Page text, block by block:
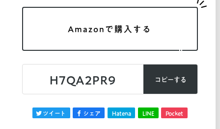
Amazonで購入する
H7QA2PR9 コピーする
ツイート シェア Hatena LINE Pocket